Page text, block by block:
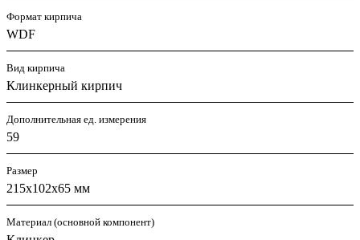
Формат кирпича
WDF
Вид кирпича
Клинкерный кирпич
Дополнительная ед. измерения
59
Размер
215х102х65 мм
Материал (основной компонент)